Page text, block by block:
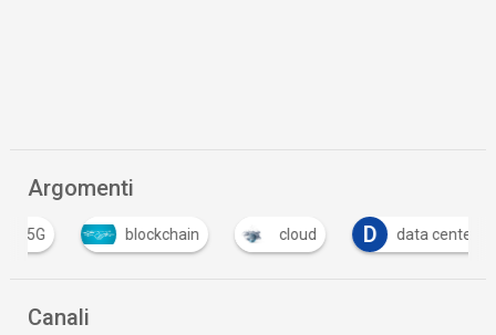
Argomenti
blockchain cloud D data center
Canali